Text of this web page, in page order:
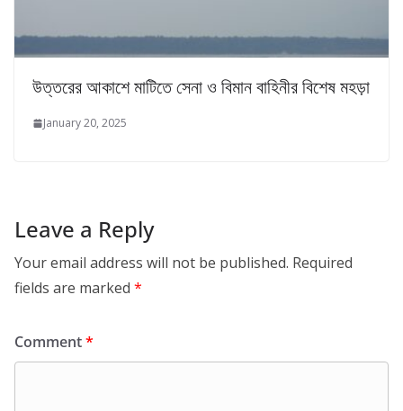
উত্তরের আকাশে মাটিতে সেনা ও বিমান বাহিনীর বিশেষ মহড়া
January 20, 2025
Leave a Reply
Your email address will not be published. Required
fields are marked *
Comment*